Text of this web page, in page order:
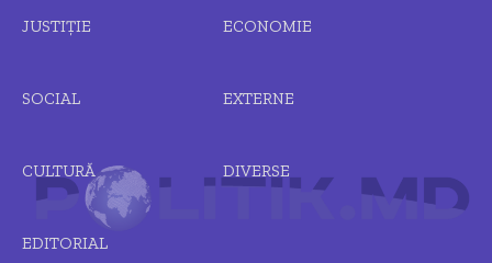
JUSTIȚIE ECONOMIE
SOCIAL EXTERNE
CULTURĂ DIVERSE
EDITORIAL